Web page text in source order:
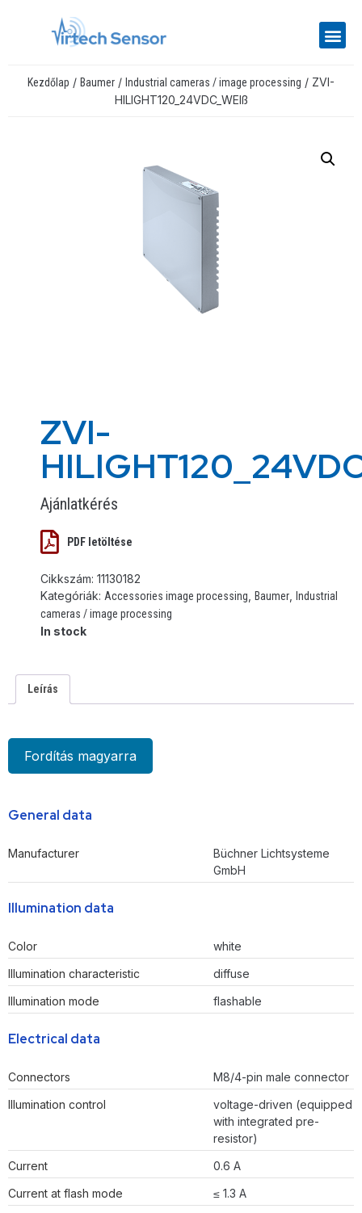
Kezdőlap / Baumer / Industrial cameras / image processing / ZVI-
HILIGHT120_24VDC_WEIß
ZVI-
Ajánlatkérés
PDF letöltése
Cikkszám: 11130182
Kategóriák: Accessories image processing Baumer
Industrial
cameras / image processing
In stock
Leírás
Fordítás magyarra
General data
Manufacturer
Büchner Lichtsysteme
GmbH
Illumination data
Color
white
Illumination characteristic
diffuse
Illumination mode
flashable
Electrical data
Connectors
M8/4-pin male connector
Illumination control
voltage-driven (equipped
with integrated pre-
resistor)
Current
0.6 A
Current at flash mode
≤ 1.3 A